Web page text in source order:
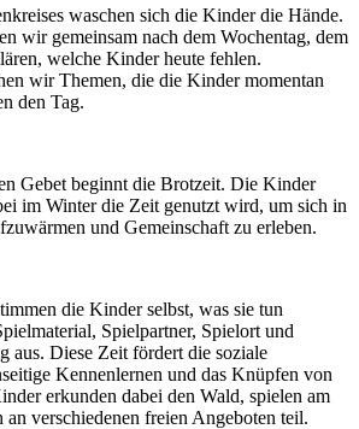
waschen sich die Kinder die Hände.
wir gemeinsam nach dem Wochentag, dem
welche Kinder heute fehlen.
wir Themen, die die Kinder momentan
den Tag.
Gebet beginnt die Brotzeit. Die Kinder
im Winter die Zeit genutzt wird, um sich in
und Gemeinschaft zu erleben.
die Kinder selbst, was sie tun
Spielpartner, Spielort und
aus. Diese Zeit fördert die soziale
Kennenlernen und das Knüpfen von
erkunden dabei den Wald, spielen am
an verschiedenen freien Angeboten teil.